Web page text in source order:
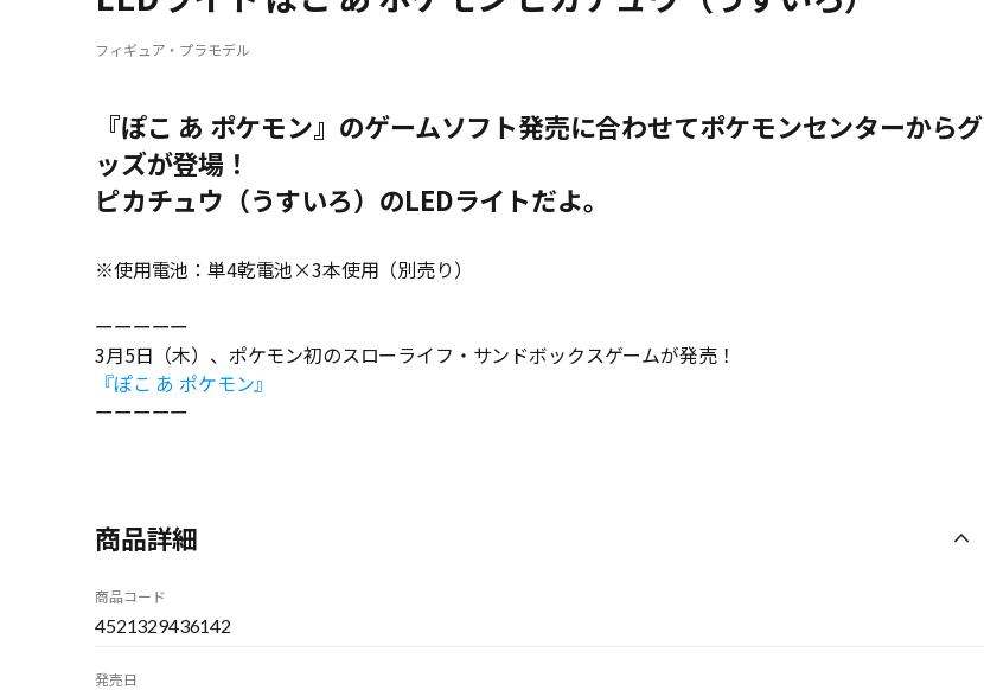
フィギュア・プラモデル
『ぽこ あ ポケモン』のゲームソフト発売に合わせてポケモンセンターからグ
ッズが登場！
ピカチュウ（うすいろ）のLEDライトだよ。
※使用電池：単4乾電池×3本使用（別売り）
ーーーーー
3月5日（木）、ポケモン初のスローライフ・サンドボックスゲームが発売！
『ぽこ あ ポケモン』
ーーーーー
商品詳細
商品コード
4521329436142
発売日